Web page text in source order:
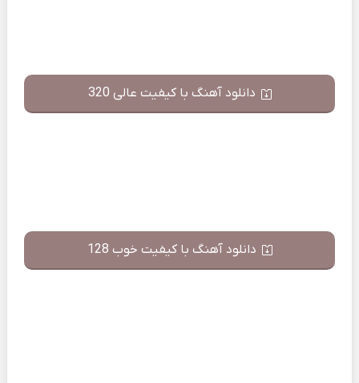
دانلود آهنگ با کیفیت عالی 320
دانلود آهنگ با کیفیت خوب 128